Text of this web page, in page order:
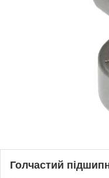
Голчастий